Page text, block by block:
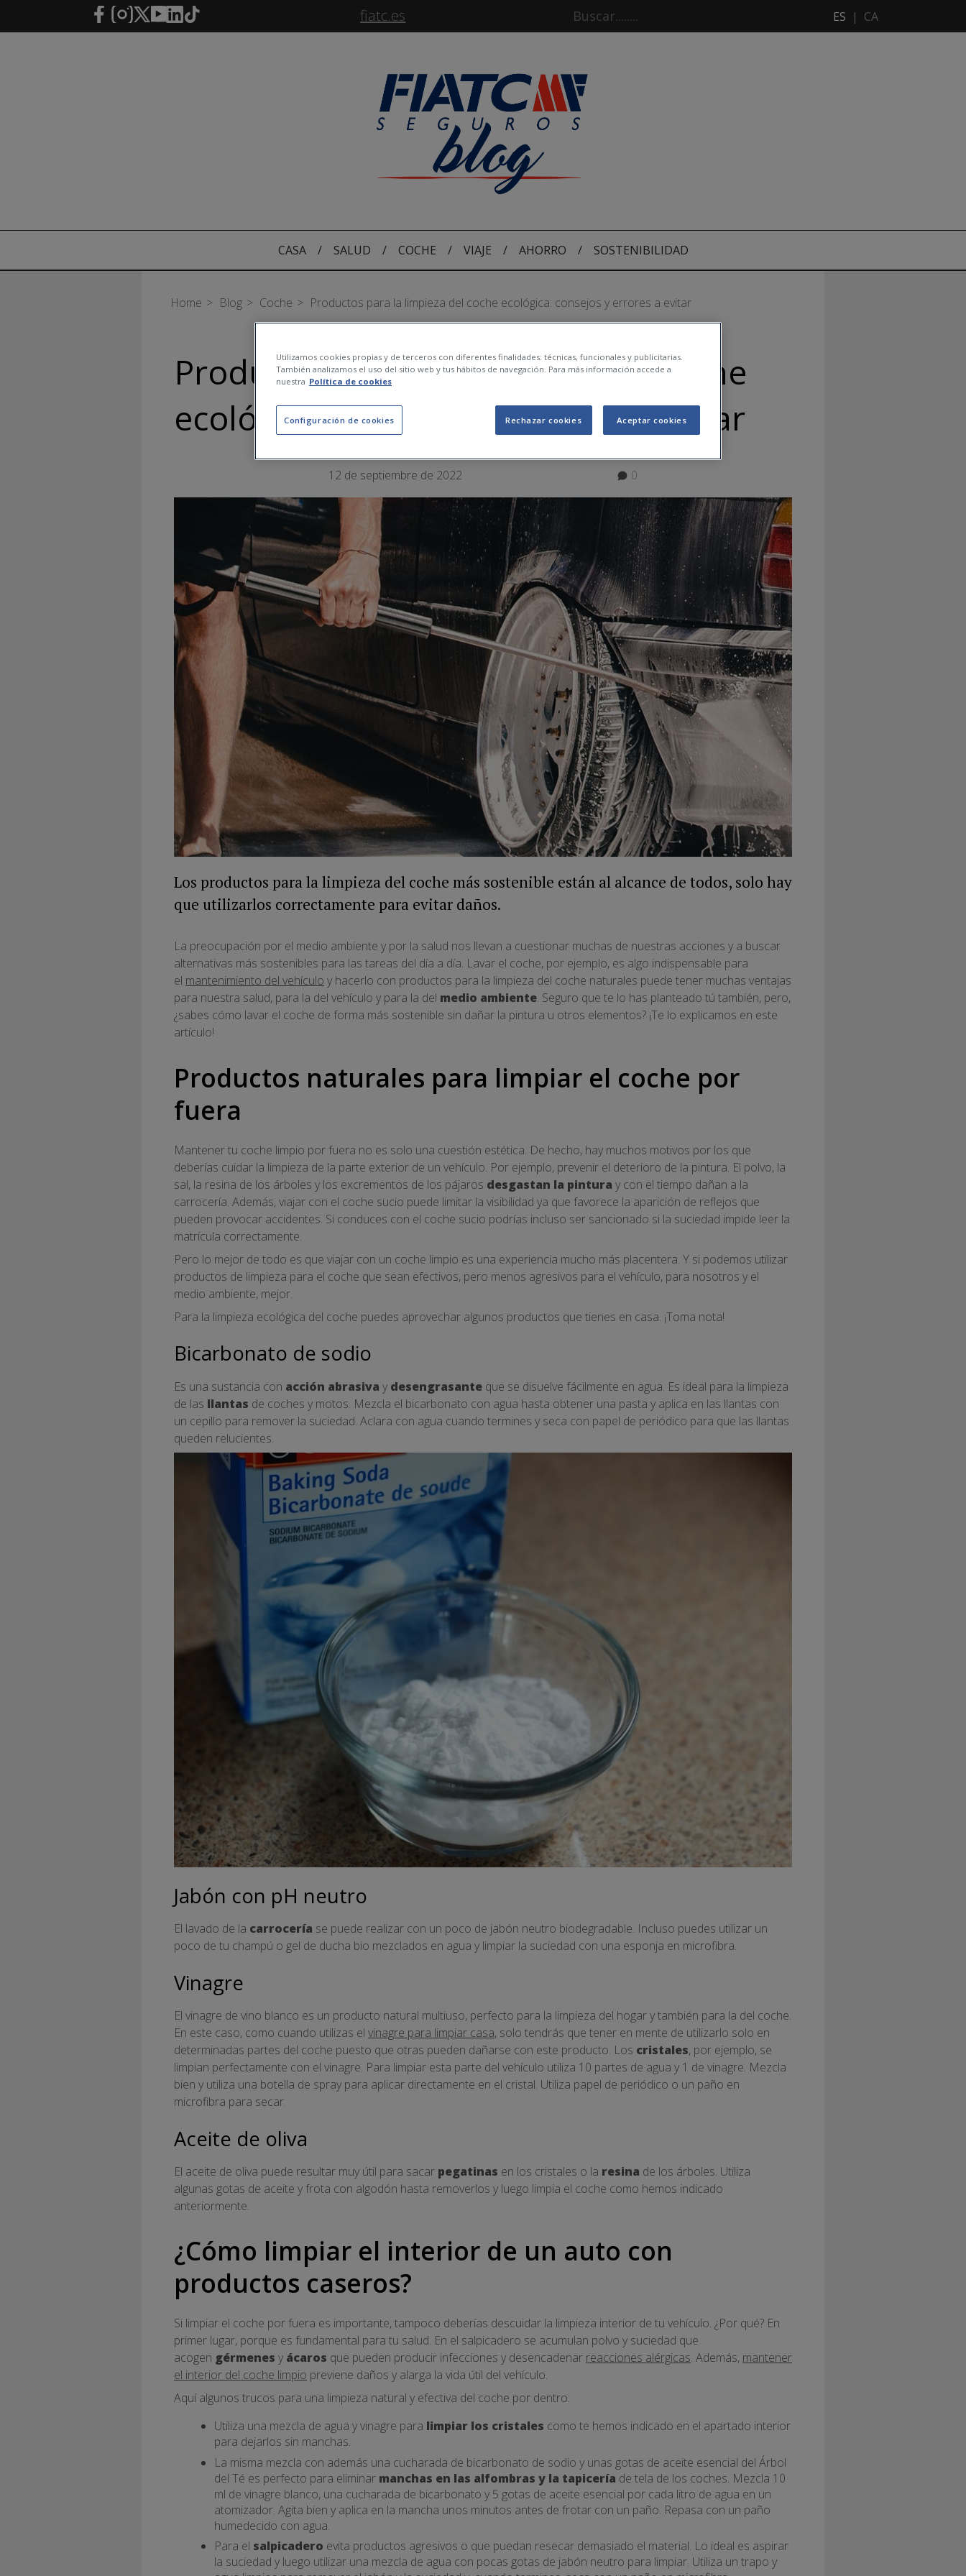
Saltar al contenido principal fiatc.es ES | CA
CASA / SALUD / COCHE / VIAJE / AHORRO / SOSTENIBILIDAD
Home Blog Coche Productos para la limpieza del coche ecológica: consejos y errores a evitar
Productos para la limpieza del coche
ecológica: consejos y errores a evitar
12 de septiembre de 2022 0
Los productos para la limpieza del coche más sostenible están al alcance de todos, solo hay
que utilizarlos correctamente para evitar daños.
La preocupación por el medio ambiente y por la salud nos llevan a cuestionar muchas de nuestras acciones y a buscar
alternativas más sostenibles para las tareas del día a día. Lavar el coche, por ejemplo, es algo indispensable para
el mantenimiento del vehículo y hacerlo con productos para la limpieza del coche naturales puede tener muchas ventajas
para nuestra salud, para la del vehículo y para la del medio ambiente. Seguro que te lo has planteado tú también, pero,
¿sabes cómo lavar el coche de forma más sostenible sin dañar la pintura u otros elementos? ¡Te lo explicamos en este
artículo!
Productos naturales para limpiar el coche por
fuera
Mantener tu coche limpio por fuera no es solo una cuestión estética. De hecho, hay muchos motivos por los que
deberías cuidar la limpieza de la parte exterior de un vehículo. Por ejemplo, prevenir el deterioro de la pintura. El polvo, la
sal, la resina de los árboles y los excrementos de los pájaros desgastan la pintura y con el tiempo dañan a la
carrocería. Además, viajar con el coche sucio puede limitar la visibilidad ya que favorece la aparición de reflejos que
pueden provocar accidentes. Si conduces con el coche sucio podrías incluso ser sancionado si la suciedad impide leer la
matrícula correctamente.
Pero lo mejor de todo es que viajar con un coche limpio es una experiencia mucho más placentera. Y si podemos utilizar
productos de limpieza para el coche que sean efectivos, pero menos agresivos para el vehículo, para nosotros y el
medio ambiente, mejor.
Para la limpieza ecológica del coche puedes aprovechar algunos productos que tienes en casa. ¡Toma nota!
Bicarbonato de sodio
Es una sustancia con acción abrasiva y desengrasante que se disuelve fácilmente en agua. Es ideal para la limpieza
de las llantas de coches y motos. Mezcla el bicarbonato con agua hasta obtener una pasta y aplica en las llantas con
un cepillo para remover la suciedad. Aclara con agua cuando termines y seca con papel de periódico para que las llantas
queden relucientes.
Jabón con pH neutro
El lavado de la carrocería se puede realizar con un poco de jabón neutro biodegradable. Incluso puedes utilizar un
poco de tu champú o gel de ducha bio mezclados en agua y limpiar la suciedad con una esponja en microfibra.
Vinagre
El vinagre de vino blanco es un producto natural multiuso, perfecto para la limpieza del hogar y también para la del coche.
En este caso, como cuando utilizas el vinagre para limpiar casa, solo tendrás que tener en mente de utilizarlo solo en
determinadas partes del coche puesto que otras pueden dañarse con este producto. Los cristales, por ejemplo, se
limpian perfectamente con el vinagre. Para limpiar esta parte del vehículo utiliza 10 partes de agua y 1 de vinagre. Mezcla
bien y utiliza una botella de spray para aplicar directamente en el cristal. Utiliza papel de periódico o un paño en
microfibra para secar.
Aceite de oliva
El aceite de oliva puede resultar muy útil para sacar pegatinas en los cristales o la resina de los árboles. Utiliza
algunas gotas de aceite y frota con algodón hasta removerlos y luego limpia el coche como hemos indicado
anteriormente.
¿Cómo limpiar el interior de un auto con
productos caseros?
Si limpiar el coche por fuera es importante, tampoco deberías descuidar la limpieza interior de tu vehículo. ¿Por qué? En
primer lugar, porque es fundamental para tu salud. En el salpicadero se acumulan polvo y suciedad que
acogen gérmenes y ácaros que pueden producir infecciones y desencadenar reacciones alérgicas. Además, mantener
el interior del coche limpio previene daños y alarga la vida útil del vehículo.
Aquí algunos trucos para una limpieza natural y efectiva del coche por dentro:
Utiliza una mezcla de agua y vinagre para limpiar los cristales como te hemos indicado en el apartado interior
para dejarlos sin manchas.
La misma mezcla con además una cucharada de bicarbonato de sodio y unas gotas de aceite esencial del Árbol
del Té es perfecto para eliminar manchas en las alfombras y la tapicería de tela de los coches. Mezcla 10
ml de vinagre blanco, una cucharada de bicarbonato y 5 gotas de aceite esencial por cada litro de agua en un
atomizador. Agita bien y aplica en la mancha unos minutos antes de frotar con un paño. Repasa con un paño
humedecido con agua.
Para el salpicadero evita productos agresivos o que puedan resecar demasiado el material. Lo ideal es aspirar
la suciedad y luego utilizar una mezcla de agua con pocas gotas de jabón neutro para limpiar. Utiliza un trapo y
Utilizamos cookies propias y de terceros con diferentes finalidades: técnicas, funcionales y publicitarias.
También analizamos el uso del sitio web y tus hábitos de navegación. Para más información accede a
nuestra Política de cookies
Configuración de cookies Rechazar cookies Aceptar cookies